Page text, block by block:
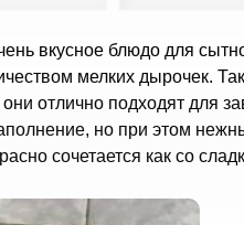
вкусное блюдо для
мелких дырочек.
отлично подходят для
но при этом
сочетается как со